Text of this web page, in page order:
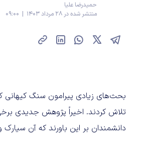
حمیدرضا علیا
منتشر شده در 28 مرداد 1403 | 09:00
بحث‌های زیادی پیرامون سنگ کیهانی
تلاش کردند. اخیراً پژوهش جدیدی
دانشمندان بر این باورند که آن